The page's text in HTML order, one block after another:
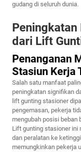
gudang di seluruh dunia.
Peningkatan
dari Lift
Penanganan
Stasiun Kerja
Salah satu manfaat
peningkatan signifikan
lift gunting stasioner
pengemasan, pekerja
mengubah posisi beban
Lift gunting stasioner ini
dan peralatan ke
memungkinkan pekerja